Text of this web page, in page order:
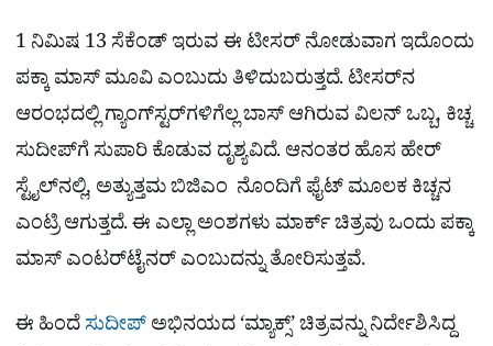
1 ನಿಮಿಷ 13 ಸೆಕೆಂಡ್​ ಇರುವ ಈ ಟೀಸರ್​ ನೋಡುವಾಗ ಇದೊಂದು
ಪಕ್ಕಾ ಮಾಸ್​ ಮೂವಿ ಎಂಬುದು ತಿಳಿದುಬರುತ್ತದೆ. ಟೀಸರ್​ನ
ಆರಂಭದಲ್ಲಿ ಗ್ಯಾಂಗ್​ಸ್ಟರ್‌ಗಳಿಗೆಲ್ಲ ಬಾಸ್​ ಆಗಿರುವ ವಿಲನ್​ ಒಬ್ಬ, ಕಿಚ್ಚ
ಸುದೀಪ್​ಗೆ ಸುಪಾರಿ ಕೊಡುವ ದೃಶ್ಯವಿದೆ. ಆನಂತರ ಹೊಸ ಹೇರ್​
ಸ್ಟೈಲ್​ನಲ್ಲಿ, ಅತ್ಯುತ್ತಮ ಬಿಜಿಎಂ ನೊಂದಿಗೆ ಫೈಟ್​ ಮೂಲಕ ಕಿಚ್ಚನ
ಎಂಟ್ರಿ ಆಗುತ್ತದೆ. ಈ ಎಲ್ಲಾ ಅಂಶಗಳು ಮಾರ್ಕ್​ ಚಿತ್ರವು ಒಂದು ಪಕ್ಕಾ
ಮಾಸ್​ ಎಂಟರ್‌ಟೈನರ್​ ಎಂಬುದನ್ನು ತೋರಿಸುತ್ತವೆ.
ಈ ಹಿಂದೆಸುದೀಪ್​ ಅಭಿನಯದ ‘ಮ್ಯಾಕ್ಸ್​’ ಚಿತ್ರವನ್ನು ನಿರ್ದೇಶಿಸಿದ್ದ